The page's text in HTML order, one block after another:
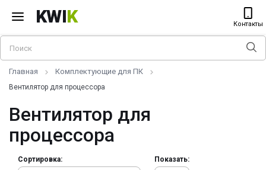
KWIK Контакты
Главная Комплектующие для ПК
Вентилятор для процессора
Вентилятор для
процессора
Сортировка: Показать: